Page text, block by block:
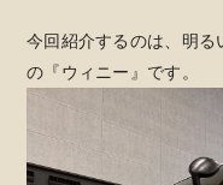
今回紹介するのは、明
の『ウィニー』です。